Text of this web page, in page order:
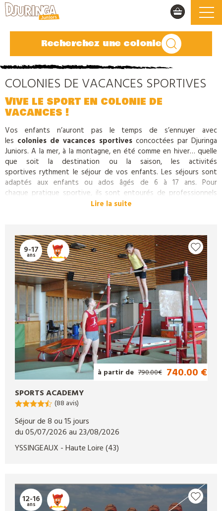
Recherchez une colonie
COLONIES DE VACANCES SPORTIVES
Vive le sport en colonie de
vacances !
Vos enfants n’auront pas le temps de s’ennuyer avec
les colonies de vacances sportivesconcoctées par Djuringa
Juniors. A la mer, à la montagne, en été comme en hiver… quelle
que soit la destination ou la saison, les activités
sportives rythment le séjour de vos enfants. Les séjours sont
adaptés aux enfants ou ados âgés de 6 à 17 ans. Pour
chaque pratique sportive, ils sont entourés de professionnels
qui veillent à leur sécurité et les conseillent pour progresser.
dépenser et de s’amuser durant ses vacances.
Lire la suite
9-17
ans
à partir de 790.00€ 740.00 €
SPORTS ACADEMY
(88 avis)
Séjour de 8 ou 15 jours
du 05/07/2026 au 23/08/2026
YSSINGEAUX - Haute Loire(43)
12-16
ans